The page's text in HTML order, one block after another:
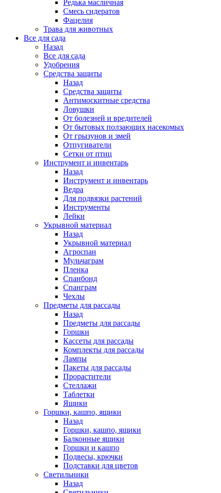
Редька масличная
Смесь сидератов
Фацелия
Трава для животных
Все для сада
Назад
Все для сада
Удобрения
Средства защиты
Назад
Средства защиты
Антимоскитные средства
Ловушки
От болезней и вредителей
От бытовых ползающих насекомых
От грызунов и змей
Отпугиватели
Сетки от птиц
Инструмент и инвентарь
Назад
Инструмент и инвентарь
Ведра
Для подвязки растений
Инструменты
Лейки
Укрывной материал
Назад
Укрывной материал
Агроспан
Мульчаграм
Пленка
Спанбонд
Спанграм
Чехлы
Предметы для рассады
Назад
Предметы для рассады
Горшки
Кассеты для рассады
Комплекты для рассады
Лампы
Пакеты для рассады
Прорастители
Стеллажи
Таблетки
Ящики
Горшки, кашпо, ящики
Назад
Горшки, кашпо, ящики
Балконные ящики
Горшки и кашпо
Подвесы, крючки
Подставки для цветов
Светильники
Назад